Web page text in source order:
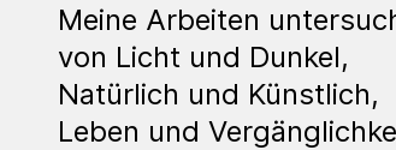
Meine Arbeiten
von Licht und Dunkel,
Natürlich und Künstlich,
Leben und